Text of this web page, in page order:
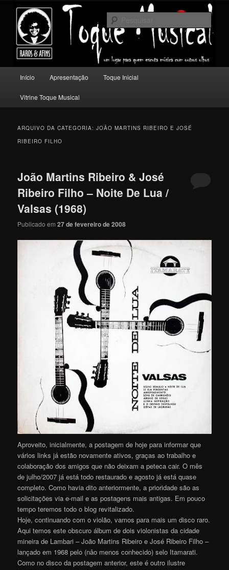
conteúdo
principal
conteúdo
secundário
Toque Musical
Um lugar para quem escuta música com outros olhos.
principal
Início Apresentação Toque Inicial
Vitrine Toque Musical
ARQUIVO DA CATEGORIA:JOÃO MARTINS RIBEIRO E JOSÉ
RIBEIRO FILHO
João Martins Ribeiro & José
Ribeiro Filho – Noite De Lua /
Valsas (1968)
Publicado em27 de fevereiro de 2008
Aproveito, inicialmente, a postagem de hoje para informar que
vários links já estão novamente ativos, graças ao trabalho e
colaboração dos amigos que não deixam a peteca cair. O mês
de julho/2007 já está todo restaurado e agosto já está quase
completo. Como havia dito anteriormente, a prioridade são as
solicitações via e-mail e as postagens mais antigas. Em pouco
tempo teremos todo o blog revitalizado.
Hoje, continuando com o violão, vamos para mais um disco raro.
Aqui temos este obscuro álbum de dois violonistas da cidade
mineira de Lambari – João Martins Ribeiro e José Ribeiro Filho –
lançado em 1968 pelo (nâo menos conhecido) selo Itamarati.
Como no disco da postagem anterior, este é outro ilustre